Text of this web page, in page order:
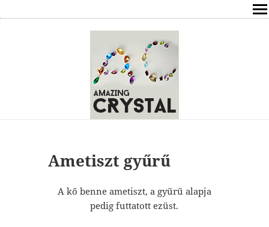
ÍRÁSOK
ÁSVÁNYOK HATÁSAI
ELÉRHETŐSÉG
FREE
Ametiszt gyűrű
A kő benne ametiszt, a gyűrű alapja
pedig futtatott ezüst.